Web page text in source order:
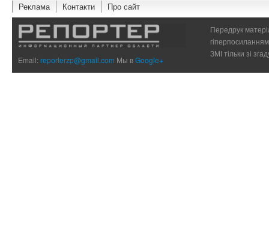
Реклама Контакти Про сайт
Email:reporterzp@gmail.com Мы вGoogle+
Передрук
ЗМІ тільки зі